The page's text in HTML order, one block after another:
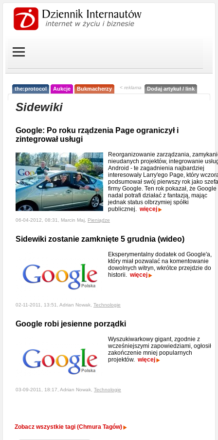
the:protocol Aukcje Bukmacherzy < reklama Dodaj artykuł / link
Sidewiki
Google: Po roku rządzenia Page ograniczył i
zintegrował usługi
Reorganizowanie zarządzania,
nieudanych projektów, integrowanie
Android - te zagadnienia najbardziej
interesowały Larry'ego Page, który
podsumował swój pierwszy rok jako szefa
firmy Google. Ten rok pokazał, że Google
nadal potrafi działać z fantazją, mając
jednak status olbrzymiej spółki
publicznej. więcej
06-04-2012, 08:31, Marcin Maj, Pieniądze
Sidewiki zostanie zamknięte 5 grudnia (wideo)
Eksperymentalny dodatek od Google'a,
który miał pozwalać na komentowanie
dowolnych witryn, wkrótce przejdzie do
historii. więcej
02-11-2011, 13:51, Adrian Nowak, Technologie
Google robi jesienne porządki
Wyszukiwarkowy gigant, zgodnie z
wcześniejszymi zapowiedziami, ogłosił
zakończenie mniej popularnych
projektów. więcej
03-09-2011, 18:17, Adrian Nowak, Technologie
Zobacz wszystkie tagi (Chmura Tagów)